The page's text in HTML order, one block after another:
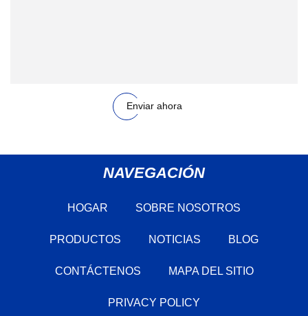
Enviar ahora
NAVEGACIÓN
HOGAR SOBRE NOSOTROS
PRODUCTOS NOTICIAS BLOG
CONTÁCTENOS MAPA DEL SITIO
PRIVACY POLICY